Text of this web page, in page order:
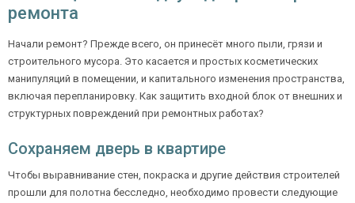
Доставка
Установка
Галерея
Акции
Покупателям
О компании
ремонта
Начали ремонт? Прежде всего, он принесёт много пыли, грязи и
строительного мусора. Это касается и простых косметических
манипуляций в помещении, и капитального изменения пространства,
включая перепланировку. Как защитить входной блок от внешних и
структурных повреждений при ремонтных работах?
Сохраняем дверь в квартире
Чтобы выравнивание стен, покраска и другие действия строителей
прошли для полотна бесследно, необходимо провести следующие